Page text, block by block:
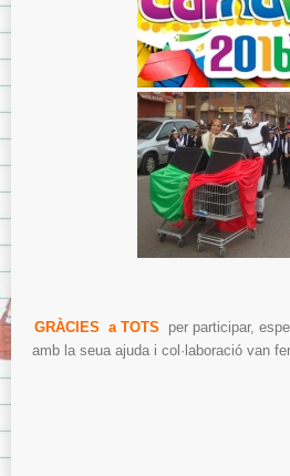
GRÀCIES a TOTS
per participar,
amb la seua ajuda i col·laboració van